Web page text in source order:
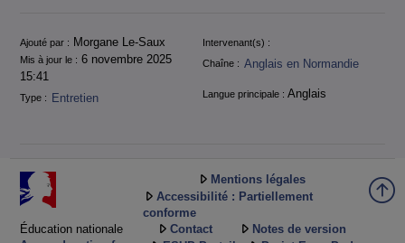
Informations
Ajouté par : Morgane Le-Saux
Intervenant(s) :
Mis à jour le : 6 novembre 2025
15:41
Chaîne : Anglais en Normandie
Type : Entretien Langue principale : Anglais
Éducation nationale
Mentions légales
Accessibilité : Partiellement
conforme
Contact
Notes de version